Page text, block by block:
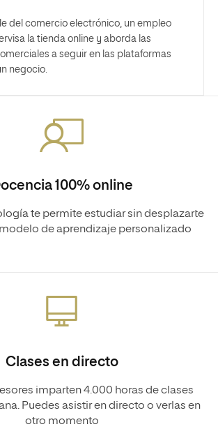
del comercio electrónico, un empleo
la tienda online y aborda las
a seguir en las plataformas
negocio.
100% online
te permite estudiar sin desplazarte
de aprendizaje personalizado
Clases en directo
imparten 4.000 horas de clases
Puedes asistir en directo o verlas en
otro momento